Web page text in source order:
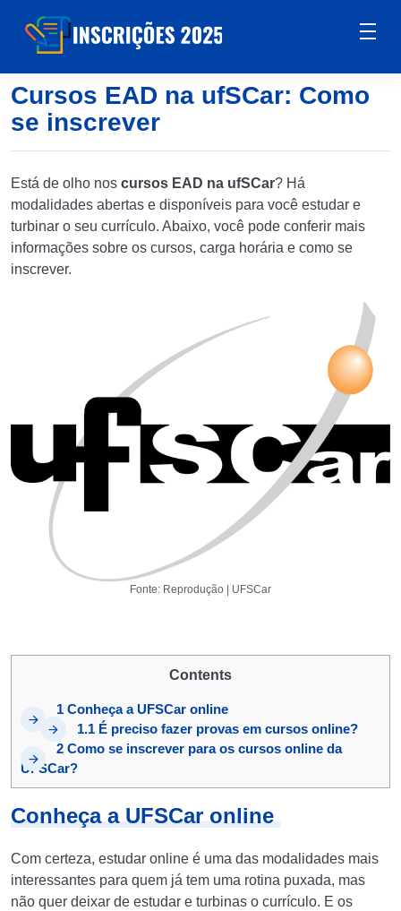
Cursos EAD na ufSCar: Como
se inscrever
Está de olho nos cursos EAD na ufSCar? Há
modalidades abertas e disponíveis para você estudar e
turbinar o seu currículo. Abaixo, você pode conferir mais
informações sobre os cursos, carga horária e como se
inscrever.
Fonte: Reprodução | UFSCar
Contents
1 Conheça a UFSCar online
1.1É preciso fazer provas em cursos online?
2 Como se inscrever para os cursos online da
UFSCar?
Conheça a UFSCar online
Com certeza, estudar online é uma das modalidades mais
interessantes para quem já tem uma rotina puxada, mas
não quer deixar de estudar e turbinas o currículo. E os